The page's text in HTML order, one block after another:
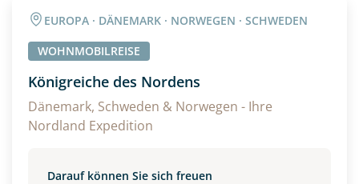
EUROPA · DÄNEMARK · NORWEGEN · SCHWEDEN
WOHNMOBILREISE
Königreiche des Nordens
Dänemark, Schweden & Norwegen - Ihre
Nordland Expedition
Darauf können Sie sich freuen